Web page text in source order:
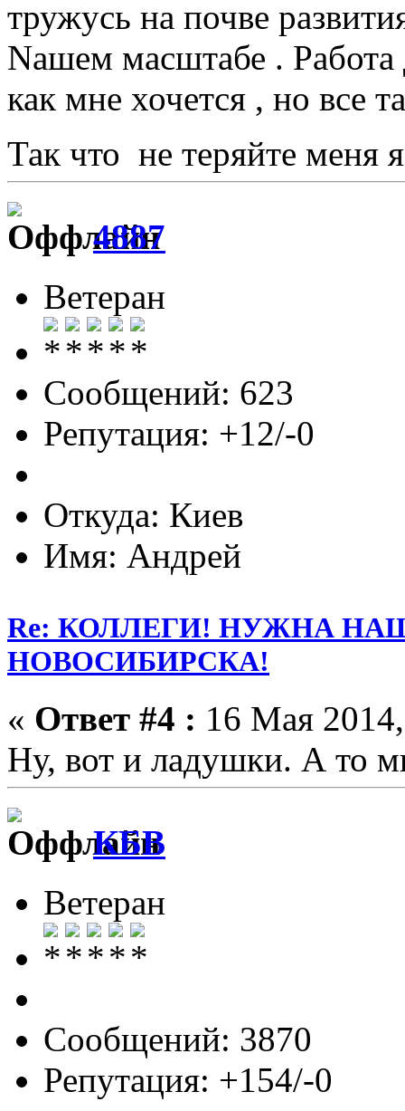
тружусь на почве
Nашем масштабе . Работа
как мне хочется , но все
Так что не теряйте меня
4887
Ветеран
Сообщений: 623
Репутация: +12/-0
Откуда: Киев
Имя: Андрей
Re: КОЛЛЕГИ! НУЖНА
НОВОСИБИРСКА!
« Ответ #4 : 16 Мая
Ну, вот и ладушки. А то
КБВ
Ветеран
Сообщений: 3870
Репутация: +154/-0